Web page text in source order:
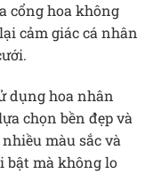
cổng hoa không
cảm giác cá nhân
dụng hoa nhân
chọn bền đẹp và
màu sắc và
bật mà không lo